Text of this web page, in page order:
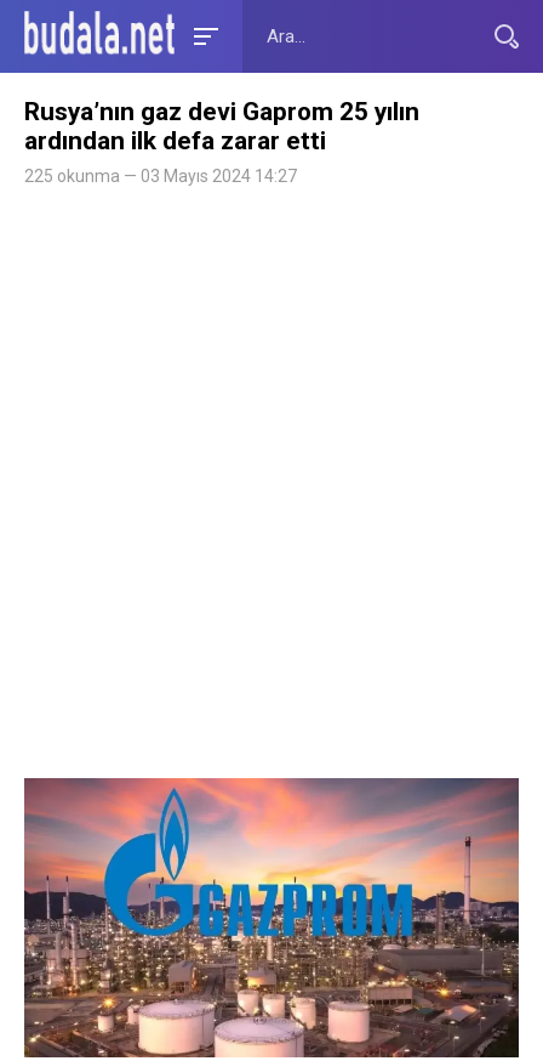
Rusya’nın gaz devi Gaprom 25 yılın
ardından ilk defa zarar etti
225 okunma — 03 Mayıs 2024 14:27